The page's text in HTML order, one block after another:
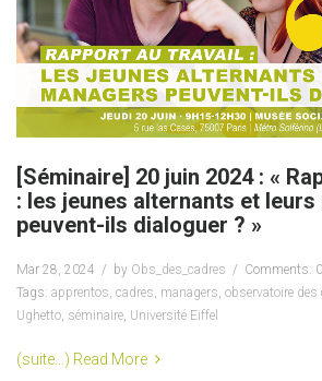
[Séminaire] 20 juin 2024 : «
: les jeunes alternants et leurs
peuvent-ils dialoguer ? »
Mar 28, 2024 by Obs_des_cadres
Comments: 0
Tags: apprentos, cadres, managers, observatoire des
Ughetto, séminaire, Université Eiffel
(suite…) Read More